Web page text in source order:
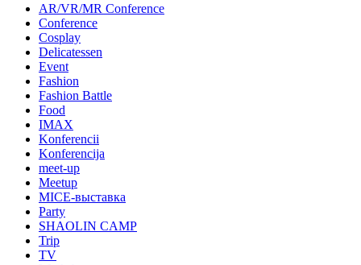
AR/VR/MR Conference
Conference
Cosplay
Delicatessen
Event
Fashion
Fashion Battle
Food
IMAX
Konferencii
Konferencija
meet-up
Meetup
MICE-выставка
Party
SHAOLIN CAMP
Trip
TV